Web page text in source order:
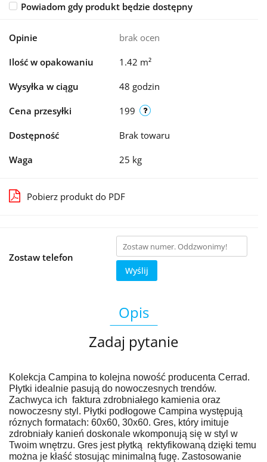
Powiadom gdy produkt będzie dostępny
Opinie brak ocen
Ilość w opakowaniu 1.42 m²
Wysyłka w ciągu 48 godzin
Cena przesyłki 199
Dostępność Brak towaru
Waga 25 kg
Pobierz produkt do PDF
Zostaw telefon
Wyślij
Opis
Zadaj pytanie
Kolekcja Campina to kolejna nowość producenta Cerrad.
Płytki idealnie pasują do nowoczesnych trendów.
Zachwyca ich faktura zdrobniałego kamienia oraz
nowoczesny styl. Płytki podłogowe Campina występują
róznych formatach: 60x60, 30x60. Gres, który imituje
zdrobniały kanień doskonale wkomponują się w styl w
Twoim wnętrzu. Gres jest płytką rektyfikowaną dzięki temu
można je kłaść stosując minimalną fugę. Zastosowanie